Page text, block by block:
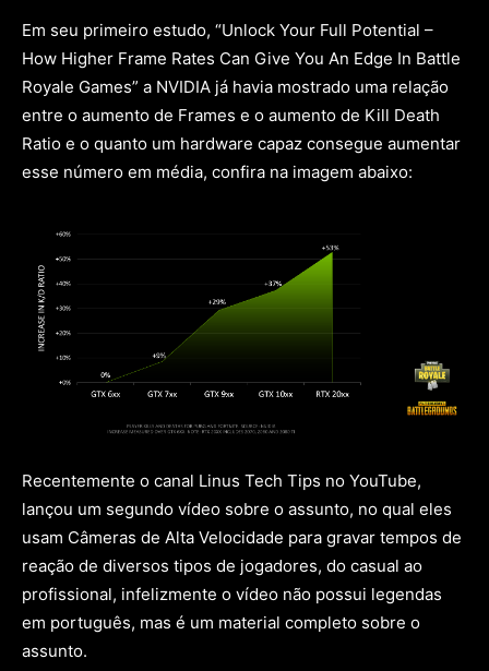
Em seu primeiro estudo, “Unlock Your Full Potential –
How Higher Frame Rates Can Give You An Edge In Battle
Royale Games” a NVIDIA já havia mostrado uma relação
entre o aumento de Frames e o aumento de Kill Death
Ratio e o quanto um hardware capaz consegue aumentar
esse número em média, confira na imagem abaixo:
Recentemente o canal Linus Tech Tips no YouTube,
lançou um segundo vídeo sobre o assunto, no qual eles
usam Câmeras de Alta Velocidade para gravar tempos de
reação de diversos tipos de jogadores, do casual ao
profissional, infelizmente o vídeo não possui legendas
em português, mas é um material completo sobre o
assunto.